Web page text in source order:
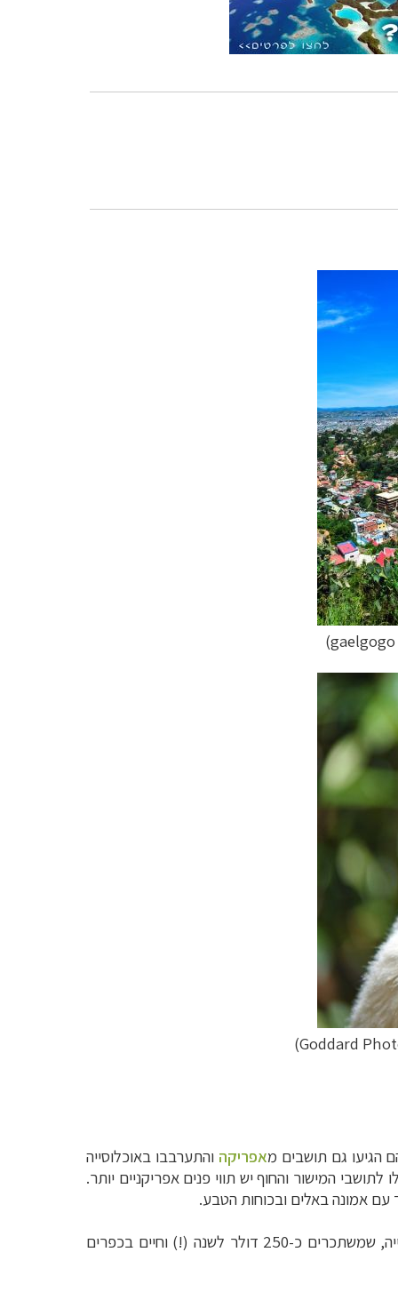
הגיעו גם תושבים מאפריקה והתערבבו באוכלוסייה
המישור והחוף יש תווי פנים אפריקניים יותר.
אמונה באלים ובכוחות הטבע.
כיום ניתן לראות פערים סוציואקונומיים עצומים בין האוכלוסייה האמידה באי לבין עניי מדגסקר, כ- 50% מהאוכלוסייה, שמשתכרים כ-250 דולר לשנה (!) וחיים בכפרים